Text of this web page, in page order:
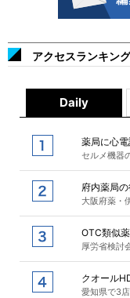
アクセスランキング
Daily
薬局に心電
セルメ機器
府内薬局
大阪府薬・
OTC類似
厚労省検討
クオール
愛知県で3